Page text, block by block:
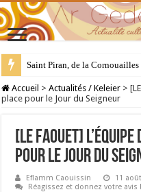
Saint Piran, de la
28 juillet : Saint Samson de
Accueil > Actualités / Keleier >
place pour le Jour du Seigneur
[LE FAOUET]
pour le Jour du
Eflamm Caouissin
11
Réagissez et donnez votre avis !